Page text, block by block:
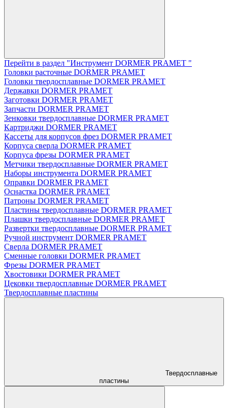
Перейти в раздел "Инструмент DORMER PRAMET "
Головки расточные DORMER PRAMET
Головки твердосплавные DORMER PRAMET
Державки DORMER PRAMET
Заготовки DORMER PRAMET
Запчасти DORMER PRAMET
Зенковки твердосплавные DORMER PRAMET
Картриджи DORMER PRAMET
Кассеты для корпусов фрез DORMER PRAMET
Корпуса сверла DORMER PRAMET
Корпуса фрезы DORMER PRAMET
Метчики твердосплавные DORMER PRAMET
Наборы инструмента DORMER PRAMET
Оправки DORMER PRAMET
Оснастка DORMER PRAMET
Патроны DORMER PRAMET
Пластины твердосплавные DORMER PRAMET
Плашки твердосплавные DORMER PRAMET
Развертки твердосплавные DORMER PRAMET
Ручной инструмент DORMER PRAMET
Сверла DORMER PRAMET
Сменные головки DORMER PRAMET
Фрезы DORMER PRAMET
Хвостовики DORMER PRAMET
Цековки твердосплавные DORMER PRAMET
Твердосплавные пластины
Твердосплавные
пластины